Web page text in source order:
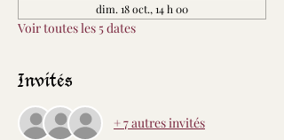
dim. 18 oct., 14 h 00
Voir toutes les 5 dates
Invités
+ 7 autres invités